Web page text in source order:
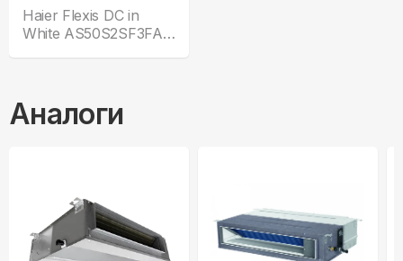
Haier Flexis DC in
White AS50S2SF3FA-
Аналоги